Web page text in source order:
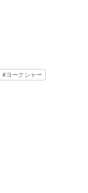
ヨークシャー